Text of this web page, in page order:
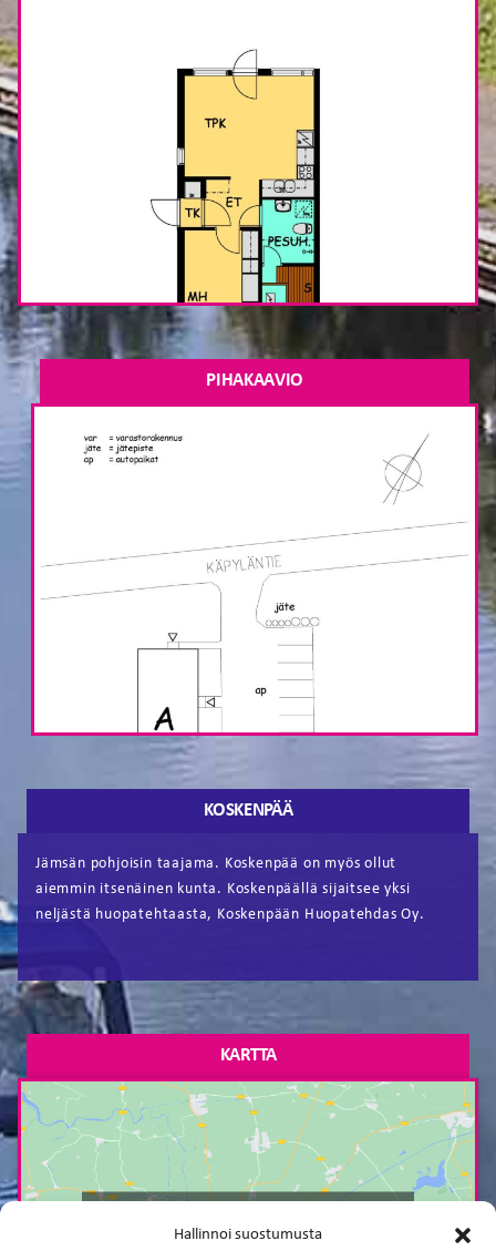
Hallinnoi suostumusta
PIHAKAAVIO
KOSKENPÄÄ
Jämsän pohjoisin taajama. Koskenpää on myös ollut
aiemmin itsenäinen kunta. Koskenpäällä sijaitsee yksi
neljästä huopatehtaasta, Koskenpään Huopatehdas Oy.
KARTTA
markkinointievästeet ja ottaaksesi tämän